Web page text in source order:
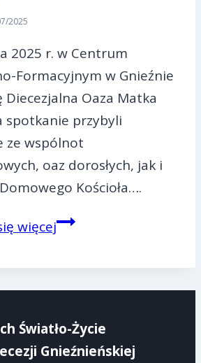
2025
2025 r. w Centrum
Formacyjnym w Gnieźnie
Diecezjalna Oaza Matka
spotkanie przybyli
ze wspólnot
oaz dorosłych, jak i
Kościoła….
więcejDiecezjalna
Matka
Światło-Życie
Gnieźnieńskiej